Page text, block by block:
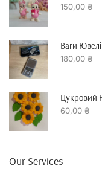
150,00 ₴
Ваги
180,00 ₴
Цукровий
60,00 ₴
Our Services